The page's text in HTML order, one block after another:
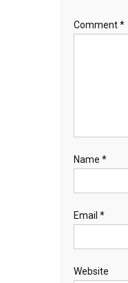
Comment*
Name *
Email *
Website